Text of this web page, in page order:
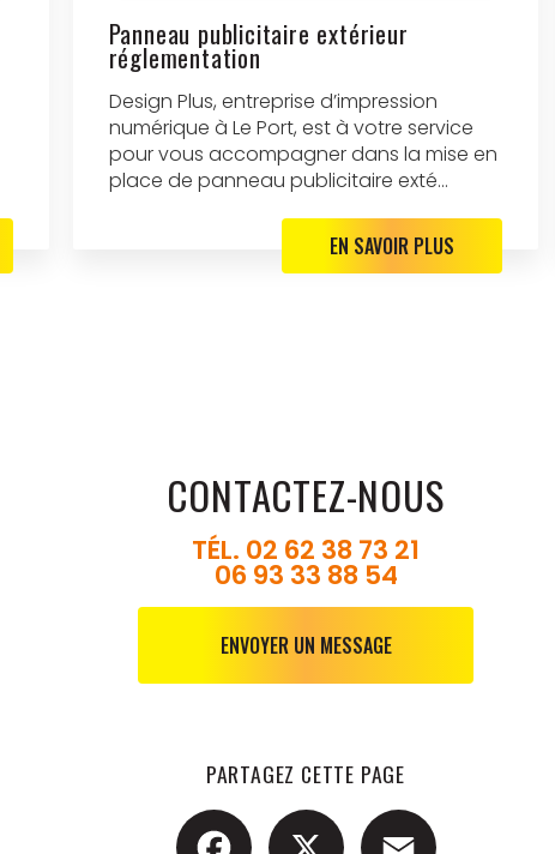
Panneau publicitaire extérieur
réglementation
Design Plus, entreprise d’impression
numérique à Le Port, est à votre service
pour vous accompagner dans la mise en
place de panneau publicitaire exté...
EN SAVOIR PLUS
CONTACTEZ-NOUS
TÉL. 02 62 38 73 21
06 93 33 88 54
ENVOYER UN MESSAGE
PARTAGEZ CETTE PAGE
Facebook